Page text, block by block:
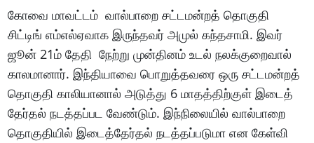
கோவை மாவட்டம் வால்பாறை சட்டமன்றத் தொகுதி
சிட்டிங் எம்எல்ஏவாக இருந்தவர் அமுல் கந்தசாமி. இவர்
ஜூன் 21ம் தேதி நேற்று முன்தினம் உடல் நலக்குறைவால்
காலமானார். இந்தியாவை பொறுத்தவரை ஒரு சட்டமன்றத்
தொகுதி காலியானால் அடுத்து 6 மாதத்திற்குள் இடைத்
தேர்தல் நடத்தப்பட வேண்டும். இந்நிலையில் வால்பாறை
தொகுதியில் இடைத்தேர்தல் நடத்தப்படுமா என கேள்வி